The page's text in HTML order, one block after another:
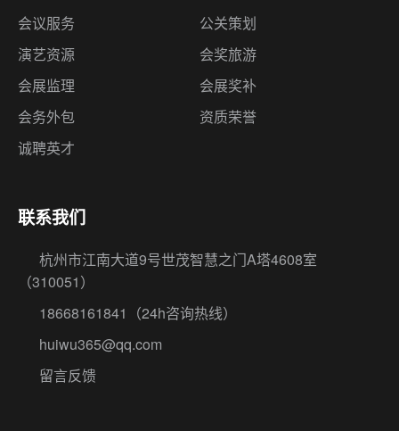
会务外包
资质荣誉
诚聘英才
联系我们
杭州市江南大道9号世茂智慧之门A塔4608室
18668161841
留言反馈
号-1